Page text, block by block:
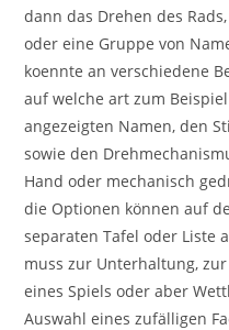
dann das Drehen des
oder eine Gruppe von
koennte an verschiedene
auf welche art zum
angezeigten Namen, den
sowie den
Hand oder mechanisch
die Optionen können auf
separaten Tafel oder Liste
muss zur Unterhaltung,
eines Spiels oder aber
Auswahl eines zufälligen